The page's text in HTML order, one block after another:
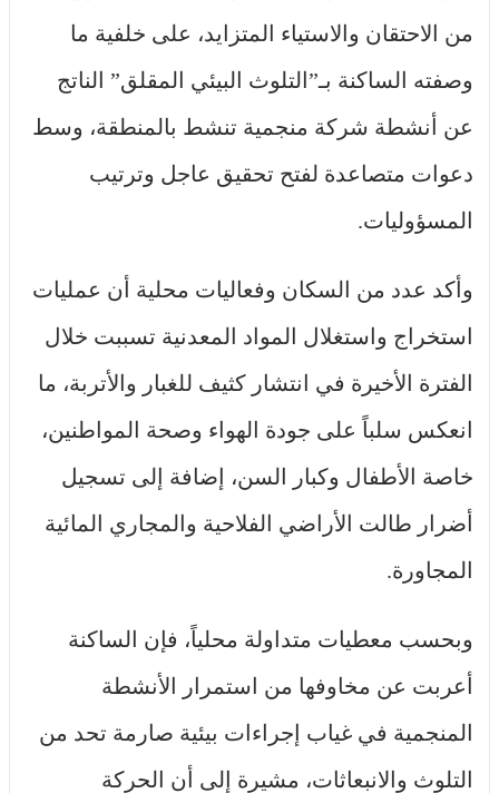
من الاحتقان والاستياء المتزايد، على خلفية ما
وصفته الساكنة بـ”التلوث البيئي المقلق” الناتج
عن أنشطة شركة منجمية تنشط بالمنطقة، وسط
دعوات متصاعدة لفتح تحقيق عاجل وترتيب
المسؤوليات.
وأكد عدد من السكان وفعاليات محلية أن عمليات
استخراج واستغلال المواد المعدنية تسببت خلال
الفترة الأخيرة في انتشار كثيف للغبار والأتربة، ما
انعكس سلباً على جودة الهواء وصحة المواطنين،
خاصة الأطفال وكبار السن، إضافة إلى تسجيل
أضرار طالت الأراضي الفلاحية والمجاري المائية
المجاورة.
وبحسب معطيات متداولة محلياً، فإن الساكنة
أعربت عن مخاوفها من استمرار الأنشطة
المنجمية في غياب إجراءات بيئية صارمة تحد من
التلوث والانبعاثات، مشيرة إلى أن الحركة